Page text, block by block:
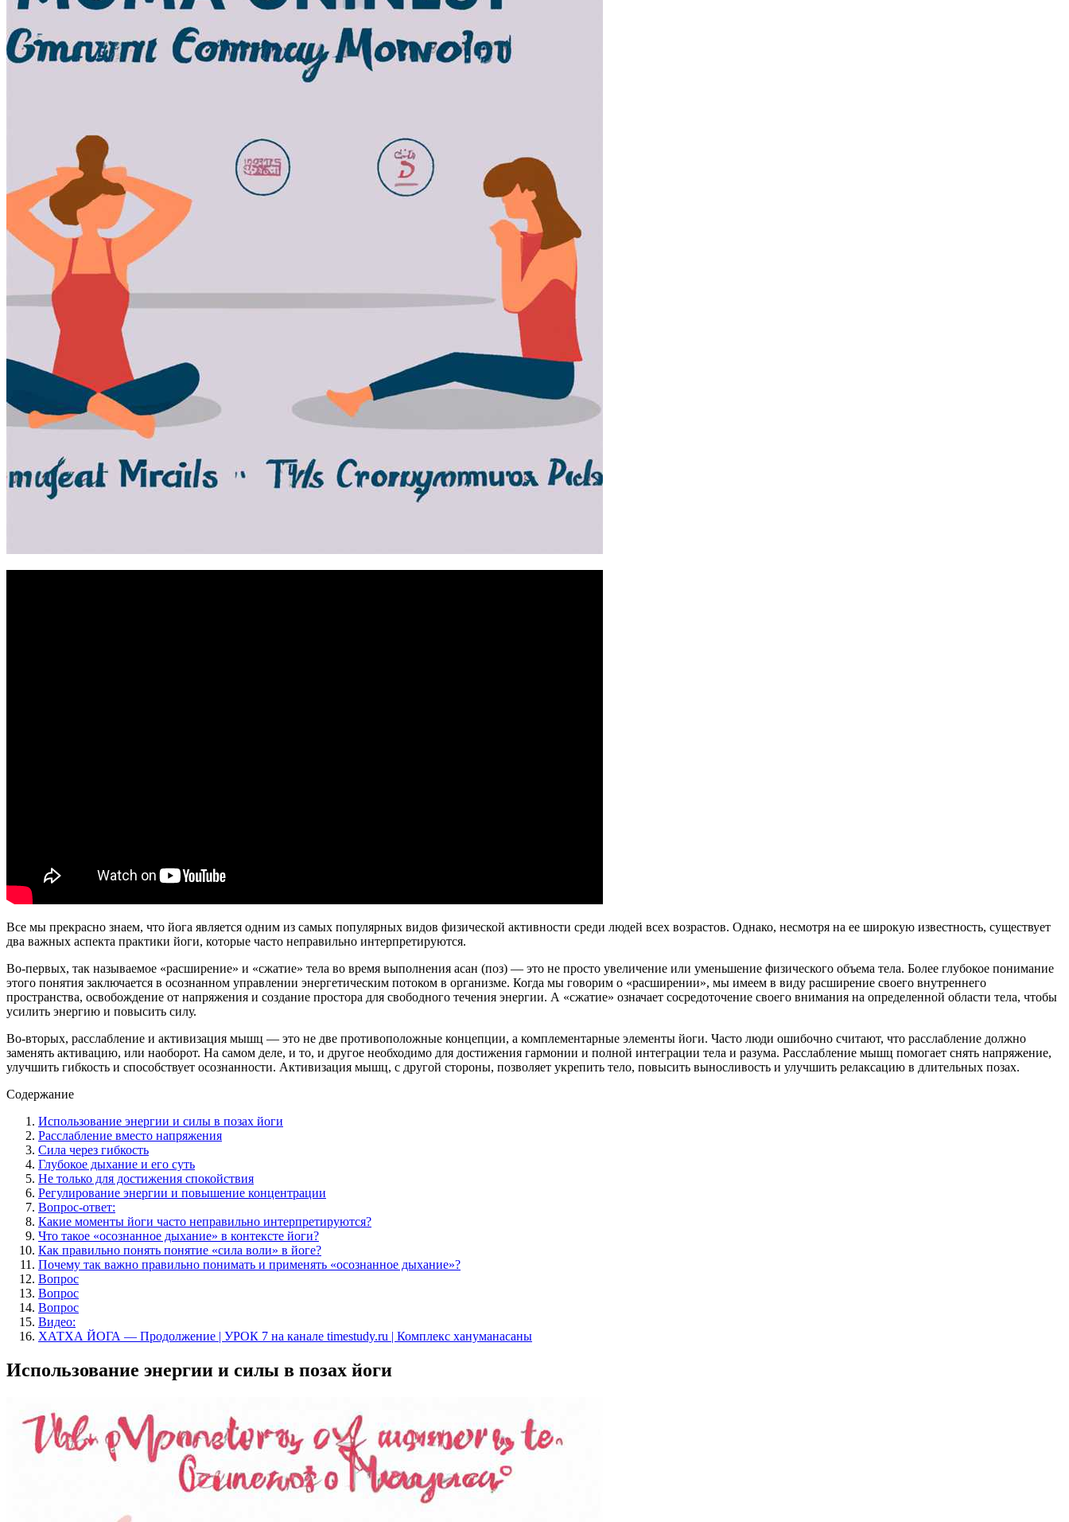
Все мы прекрасно знаем, что йога является одним из самых популярных видов физической активности среди людей всех возрастов. Однако, несмотря на ее широкую известность, существует
два важных аспекта практики йоги, которые часто неправильно интерпретируются.
Во-первых, так называемое «расширение» и «сжатие» тела во время выполнения асан (поз) — это не просто увеличение или уменьшение физического объема тела. Более глубокое понимание
этого понятия заключается в осознанном управлении энергетическим потоком в организме. Когда мы говорим о «расширении», мы имеем в виду расширение своего внутреннего
пространства, освобождение от напряжения и создание простора для свободного течения энергии. А «сжатие» означает сосредоточение своего внимания на определенной области тела, чтобы
усилить энергию и повысить силу.
Во-вторых, расслабление и активизация мышц — это не две противоположные концепции, а комплементарные элементы йоги. Часто люди ошибочно считают, что расслабление должно
заменять активацию, или наоборот. На самом деле, и то, и другое необходимо для достижения гармонии и полной интеграции тела и разума. Расслабление мышц помогает снять напряжение,
улучшить гибкость и способствует осознанности. Активизация мышц, с другой стороны, позволяет укрепить тело, повысить выносливость и улучшить релаксацию в длительных позах.
Содержание
Использование энергии и силы в позах йоги
Расслабление вместо напряжения
Сила через гибкость
Глубокое дыхание и его суть
Не только для достижения спокойствия
Регулирование энергии и повышение концентрации
Вопрос-ответ:
Какие моменты йоги часто неправильно интерпретируются?
Что такое «осознанное дыхание» в контексте йоги?
Как правильно понять понятие «сила воли» в йоге?
Почему так важно правильно понимать и применять «осознанное дыхание»?
Вопрос
Вопрос
Вопрос
Видео:
ХАТХА ЙОГА — Продолжение | УРОК 7 на канале timestudy.ru | Комплекс хануманасаны
Использование энергии и силы в позах йоги